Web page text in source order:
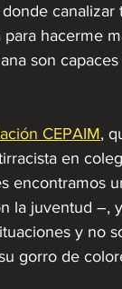
canalizar
hacerme
son
CEPAIM,
en
encontramos
la juventud –,
y no
gorro de